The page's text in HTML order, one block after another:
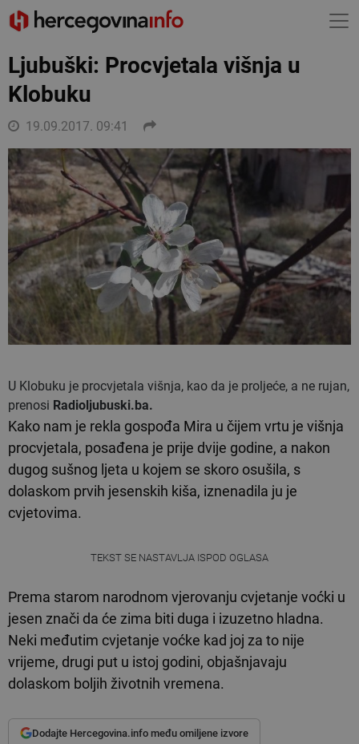
Ljubuški: Procvjetala višnja u
Klobuku
19.09.2017. 09:41
U Klobuku je procvjetala višnja, kao da je proljeće, a ne rujan,
prenosi Radioljubuski.ba.
Kako nam je rekla gospođa Mira u čijem vrtu je višnja
procvjetala, posađena je prije dvije godine, a nakon
dugog sušnog ljeta u kojem se skoro osušila, s
dolaskom prvih jesenskih kiša, iznenadila ju je
cvjetovima.
TEKST SE NASTAVLJA ISPOD OGLASA
Prema starom narodnom vjerovanju cvjetanje voćki u
jesen znači da će zima biti duga i izuzetno hladna.
Neki međutim cvjetanje voćke kad joj za to nije
vrijeme, drugi put u istoj godini, objašnjavaju
dolaskom boljih životnih vremena.
Dodajte Hercegovina.info među omiljene izvore